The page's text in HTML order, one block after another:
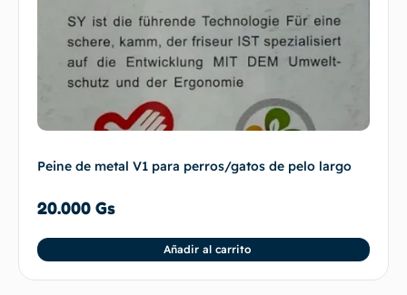
Peine de metal V1 para perros/gatos de pelo largo
20.000 Gs
Añadir al carrito